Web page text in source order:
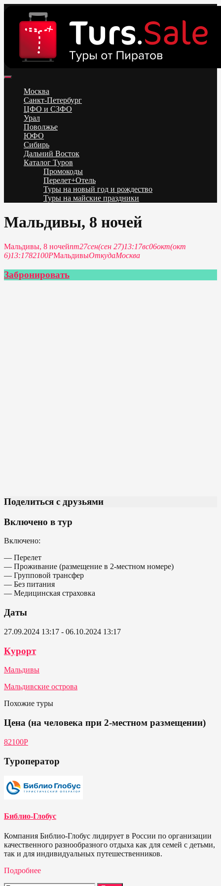
content
Низкие цены на путевки 3-7-10 ночей все включено, отдых на
море. Распродажа экскурсионных и горнолыжных туров.
Обновление каждый день. Официальный сайт Тур Сейл
Москва
Санкт-Петербург
ЦФО и СЗФО
Урал
Поволжье
ЮФО
Сибирь
Дальний Восток
Каталог Туров
Промокоды
Перелет+Отель
Туры на новый год и рождество
Туры на майские праздники
Мальдивы, 8 ночей
Мальдивы, 8 ночейпт27сен(сен 27)13:17вс06окт(окт
6)13:1782100РМальдивыОткудаМосква
Забронировать
Поделиться с друзьями
Включено в тур
Включено:
— Перелет
— Проживание (размещение в 2-местном номере)
— Групповой трансфер
— Без питания
— Медицинская страховка
Даты
27.09.2024 13:17 - 06.10.2024 13:17
Курорт
Мальдивы
Мальдивские острова
Похожие туры
Цена (на человека при 2-местном размещении)
82100Р
Туроператор
Библио-Глобус
Компания Библио-Глобус лидирует в России по организации
качественного разнообразного отдыха как для семей с детьми,
так и для индивидуальных путешественников.
Подробнее